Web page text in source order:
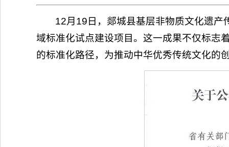
12月19日，郯城县基层非物质文化遗产
域标准化试点建设项目。这一成果不仅标志
的标准化路径，为推动中华优秀传统文化的